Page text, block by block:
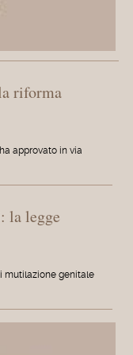
riforma
approvato in via
la legge
mutilazione genitale